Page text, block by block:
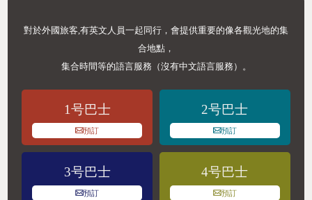
對於外國旅客,有英文人員一起同行，會提供重要的像各觀光地的集
合地點，
集合時間等的語言服務（沒有中文語言服務）。
1号巴士
預訂
2号巴士
預訂
3号巴士
預訂
4号巴士
預訂